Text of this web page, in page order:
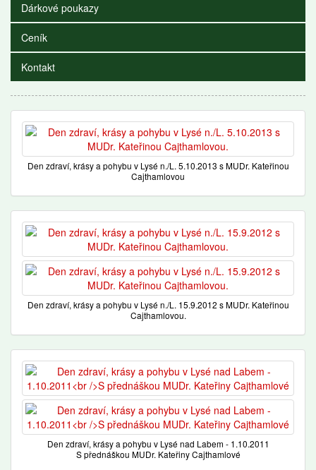
Dárkové poukazy
Ceník
Kontakt
Den zdraví, krásy a pohybu v Lysé n./L. 5.10.2013 s MUDr. Kateřinou
Cajthamlovou
Den zdraví, krásy a pohybu v Lysé n./L. 15.9.2012 s MUDr. Kateřinou
Cajthamlovou.
Den zdraví, krásy a pohybu v Lysé nad Labem - 1.10.2011
S přednáškou MUDr. Kateřiny Cajthamlové